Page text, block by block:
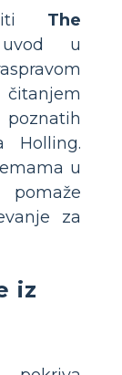
The
u
Holling.
u
za
iz